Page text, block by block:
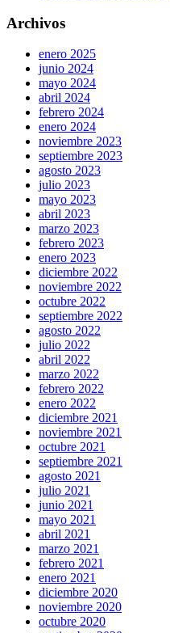
Archivos
enero 2025
junio 2024
mayo 2024
abril 2024
febrero 2024
enero 2024
noviembre 2023
septiembre 2023
agosto 2023
julio 2023
mayo 2023
abril 2023
marzo 2023
febrero 2023
enero 2023
diciembre 2022
noviembre 2022
octubre 2022
septiembre 2022
agosto 2022
julio 2022
abril 2022
marzo 2022
febrero 2022
enero 2022
diciembre 2021
noviembre 2021
octubre 2021
septiembre 2021
agosto 2021
julio 2021
junio 2021
mayo 2021
abril 2021
marzo 2021
febrero 2021
enero 2021
diciembre 2020
noviembre 2020
octubre 2020